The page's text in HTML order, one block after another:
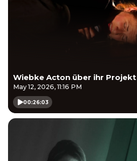
Wiebke Acton über ihr Projekt
May 12, 2026, 11:16 PM
00:26:03